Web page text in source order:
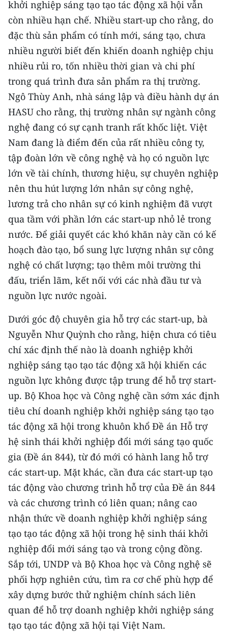
khởi nghiệp sáng tạo tạo tác động xã hội vẫn
còn nhiều hạn chế. Nhiều start-up cho rằng, do
đặc thù sản phẩm có tính mới, sáng tạo, chưa
nhiều người biết đến khiến doanh nghiệp chịu
nhiều rủi ro, tốn nhiều thời gian và chi phí
trong quá trình đưa sản phẩm ra thị trường.
Ngô Thùy Anh, nhà sáng lập và điều hành dự án
HASU cho rằng, thị trường nhân sự ngành công
nghệ đang có sự cạnh tranh rất khốc liệt. Việt
Nam đang là điểm đến của rất nhiều công ty,
tập đoàn lớn về công nghệ và họ có nguồn lực
lớn về tài chính, thương hiệu, sự chuyên nghiệp
nên thu hút lượng lớn nhân sự công nghệ,
lương trả cho nhân sự có kinh nghiệm đã vượt
qua tầm với phần lớn các start-up nhỏ lẻ trong
nước. Ðể giải quyết các khó khăn này cần có kế
hoạch đào tạo, bổ sung lực lượng nhân sự công
nghệ có chất lượng; tạo thêm môi trường thi
đấu, triển lãm, kết nối với các nhà đầu tư và
nguồn lực nước ngoài.
Dưới góc độ chuyên gia hỗ trợ các start-up, bà
Nguyễn Như Quỳnh cho rằng, hiện chưa có tiêu
chí xác định thế nào là doanh nghiệp khởi
nghiệp sáng tạo tạo tác động xã hội khiến các
nguồn lực không được tập trung để hỗ trợ start-
up. Bộ Khoa học và Công nghệ cần sớm xác định
tiêu chí doanh nghiệp khởi nghiệp sáng tạo tạo
tác động xã hội trong khuôn khổ Ðề án Hỗ trợ
hệ sinh thái khởi nghiệp đổi mới sáng tạo quốc
gia (Ðề án 844), từ đó mới có hành lang hỗ trợ
các start-up. Mặt khác, cần đưa các start-up tạo
tác động vào chương trình hỗ trợ của Ðề án 844
và các chương trình có liên quan; nâng cao
nhận thức về doanh nghiệp khởi nghiệp sáng
tạo tạo tác động xã hội trong hệ sinh thái khởi
nghiệp đổi mới sáng tạo và trong cộng đồng.
Sắp tới, UNDP và Bộ Khoa học và Công nghệ sẽ
phối hợp nghiên cứu, tìm ra cơ chế phù hợp để
xây dựng bước thử nghiệm chính sách liên
quan để hỗ trợ doanh nghiệp khởi nghiệp sáng
tạo tạo tác động xã hội tại Việt Nam.